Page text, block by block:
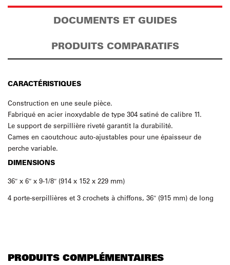
DOCUMENTS ET GUIDES
PRODUITS COMPARATIFS
CARACTÉRISTIQUES
Construction en une seule pièce.
Fabriqué en acier inoxydable de type 304 satiné de calibre 11.
Le support de serpillière riveté garantit la durabilité.
Cames en caoutchouc auto-ajustables pour une épaisseur de
perche variable.
DIMENSIONS
36″ x 6″ x 9-1/8″ (914 x 152 x 229 mm)
4 porte-serpillières et 3 crochets à chiffons, 36″ (915 mm) de long
PRODUITS COMPLÉMENTAIRES